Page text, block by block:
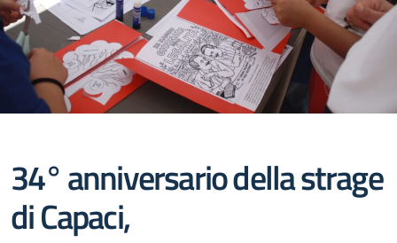
34° anniversario della strage
di Capaci,